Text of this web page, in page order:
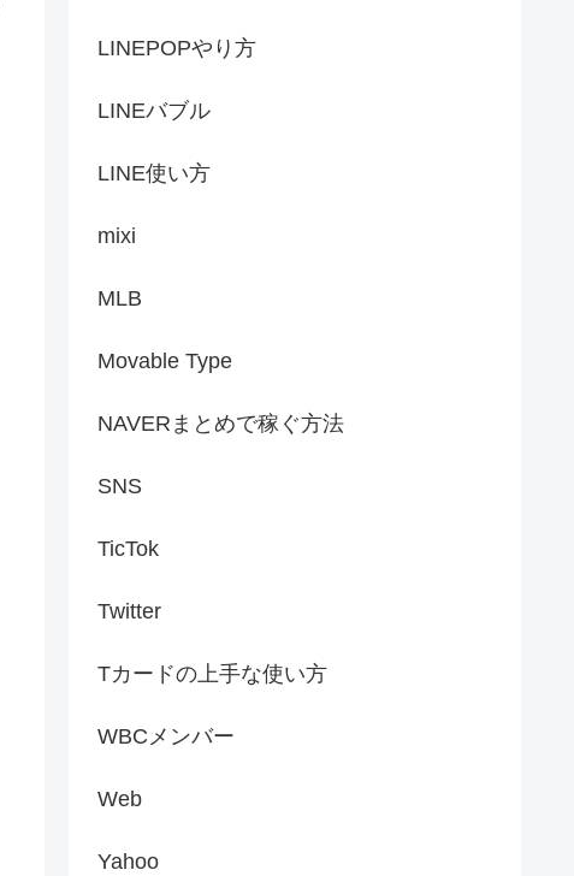
LINEPOPやり方
LINEバブル
LINE使い方
mixi
MLB
Movable Type
NAVERまとめで稼ぐ方法
SNS
TicTok
Twitter
Tカードの上手な使い方
WBCメンバー
Web
Yahoo